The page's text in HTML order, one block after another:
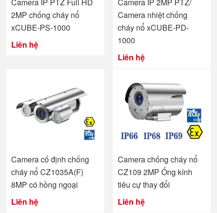
2MP chống cháy nổ
xCUBE-PS-1000
Liên hệ
Camera nhiệt chống
cháy nổ xCUBE-PD-
1000
Liên hệ
Camera cố định chống
cháy nổ CZ1035A(F)
8MP có hồng ngoại
Liên hệ
Camera chống cháy nổ
CZ109 2MP Ống kính
tiêu cự thay đổi
Liên hệ